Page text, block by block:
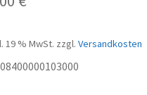
19 % MwSt. zzgl. Versandkosten